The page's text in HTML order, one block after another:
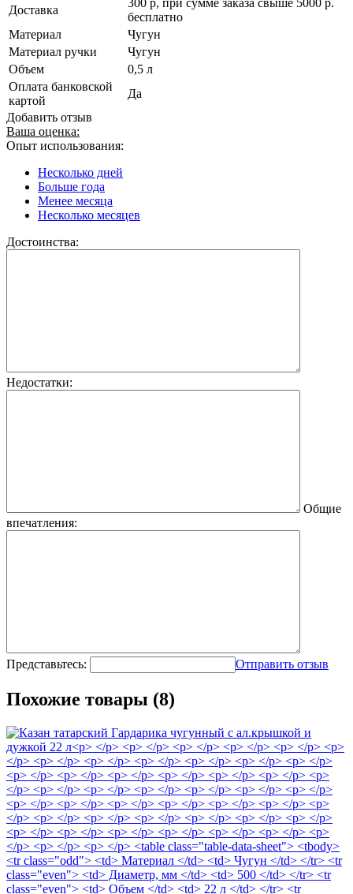
Доставка
300 р, при сумме заказа свыше 5000 р.
бесплатно
Материал
Чугун
Материал ручки
Чугун
Объем
0,5 л
Оплата банковской
картой
Да
Добавить отзыв
Ваша оценка:
Опыт использования:
Несколько дней
Больше года
Менее месяца
Несколько месяцев
Достоинства:
Недостатки:
Общие
впечатления:
Представьтесь: Отправить отзыв
Похожие товары (8)